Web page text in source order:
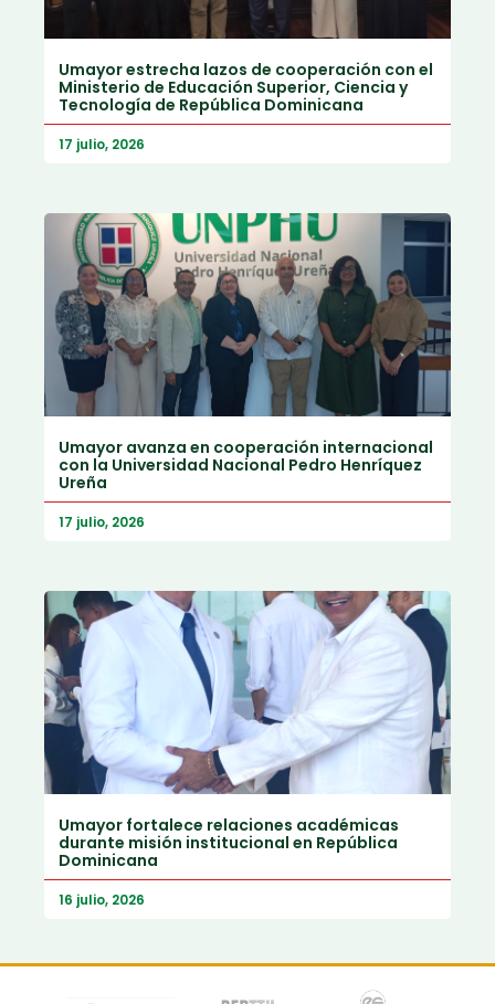
Umayor estrecha lazos de cooperación con el
Ministerio de Educación Superior, Ciencia y
Tecnología de República Dominicana
17 julio, 2026
Umayor avanza en cooperación internacional
con la Universidad Nacional Pedro Henríquez
Ureña
17 julio, 2026
Umayor fortalece relaciones académicas
durante misión institucional en República
Dominicana
16 julio, 2026